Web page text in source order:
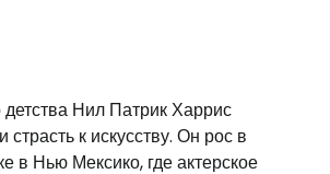
Нил Патрик Харрис
страсть к искусству. Он рос в
в Нью Мексико, где актерское